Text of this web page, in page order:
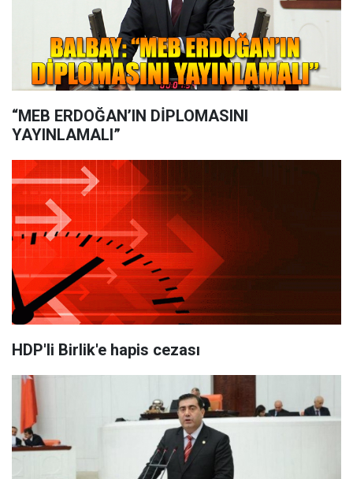
“MEB ERDOĞAN’IN DİPLOMASINI
YAYINLAMALI”
HDP'li Birlik'e hapis cezası